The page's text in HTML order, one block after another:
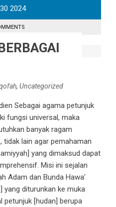
30 2024
, Uncategorized
Sebagai agama petunjuk
fungsi universal, maka
banyak ragam
tidak lain agar pemahaman
yang dimaksud dapat
Misi ini sejalan
Adam dan Bunda Hawa'
yang diturunkan ke muka
petunjuk [hudan] berupa